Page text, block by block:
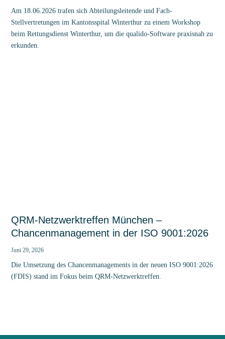
Am 18.06.2026 trafen sich Abteilungsleitende und Fach-
Stellvertretungen im Kantonsspital Winterthur zu einem Workshop
beim Rettungsdienst Winterthur, um die qualido-Software praxisnah zu
erkunden.
QRM-Netzwerktreffen München –
Chancenmanagement in der ISO 9001:2026
Juni 29, 2026
Die Umsetzung des Chancenmanagements in der neuen ISO 9001:2026
(FDIS) stand im Fokus beim QRM-Netzwerktreffen.